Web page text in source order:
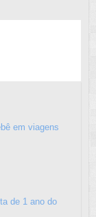
em viagens
de 1 ano do